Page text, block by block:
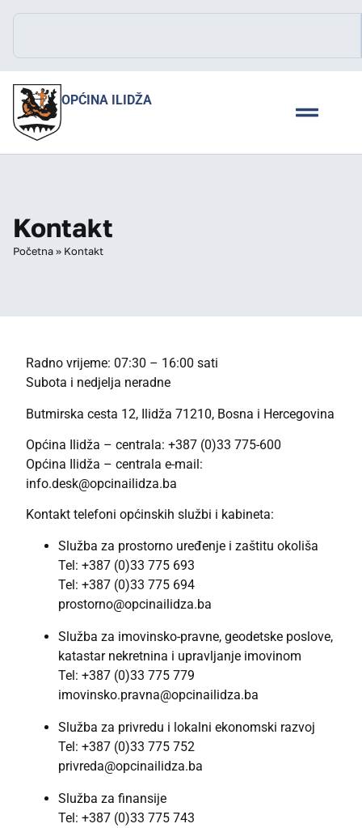
OPĆINA ILIDŽA
Kontakt
Početna» Kontakt
Radno vrijeme: 07:30 – 16:00 sati
Subota i nedjelja neradne
Butmirska cesta 12, Ilidža 71210, Bosna i Hercegovina
Općina Ilidža – centrala: +387 (0)33 775-600
Općina Ilidža – centrala e-mail:
info.desk@opcinailidza.ba
Kontakt telefoni općinskih službi i kabineta:
Služba za prostorno uređenje i zaštitu okoliša
Tel: +387 (0)33 775 693
Tel: +387 (0)33 775 694
prostorno@opcinailidza.ba
Služba za imovinsko-pravne, geodetske poslove,
katastar nekretnina i upravljanje imovinom
Tel: +387 (0)33 775 779
imovinsko.pravna@opcinailidza.ba
Služba za privredu i lokalni ekonomski razvoj
Tel: +387 (0)33 775 752
privreda@opcinailidza.ba
Služba za finansije
Tel: +387 (0)33 775 743